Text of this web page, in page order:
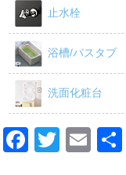
止水栓
浴槽/バスタブ
洗面化粧台
F
T
E